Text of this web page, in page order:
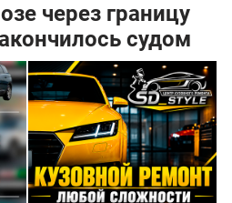
через границу
судом